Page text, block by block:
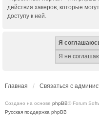
действия хакеров, которые
доступу к ней.
Главная Связаться с
Создано на основе phpBB® Forum
Русская поддержка phpBB